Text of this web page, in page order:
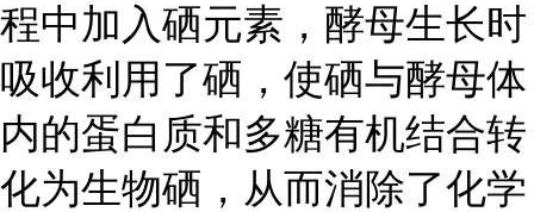
程中加入硒元素，酵母生长时
吸收利用了硒，使硒与酵母体
内的蛋白质和多糖有机结合转
化为生物硒，从而消除了化学